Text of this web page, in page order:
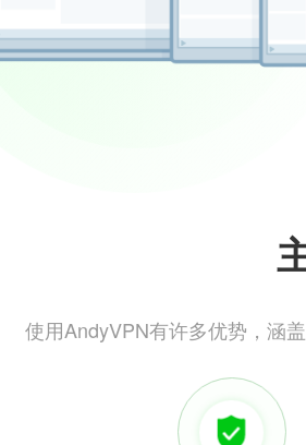
使用AndyVPN有许多优势，涵